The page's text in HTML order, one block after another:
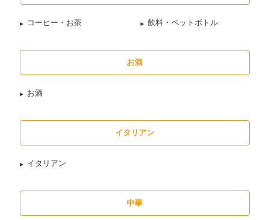
コーヒー・お茶 飲料・ペットボトル
お酒
お酒
イタリアン
イタリアン
中華